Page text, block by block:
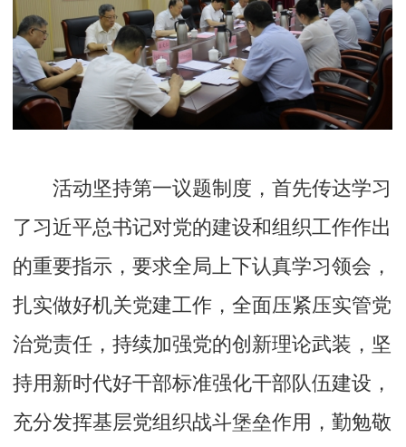
活动坚持第一议题制度，首先传达学习
了习近平总书记对党的建设和组织工作作出
的重要指示，要求全局上下认真学习领会，
扎实做好机关党建工作，全面压紧压实管党
治党责任，持续加强党的创新理论武装，坚
持用新时代好干部标准强化干部队伍建设，
充分发挥基层党组织战斗堡垒作用，勤勉敬